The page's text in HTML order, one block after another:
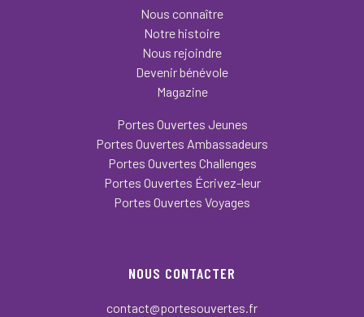
Nous connaître
Notre histoire
Nous rejoindre
Devenir bénévole
Magazine
Portes Ouvertes Jeunes
Portes Ouvertes Ambassadeurs
Portes Ouvertes Challenges
Portes Ouvertes Écrivez-leur
Portes Ouvertes Voyages
NOUS CONTACTER
contact@portesouvertes.fr